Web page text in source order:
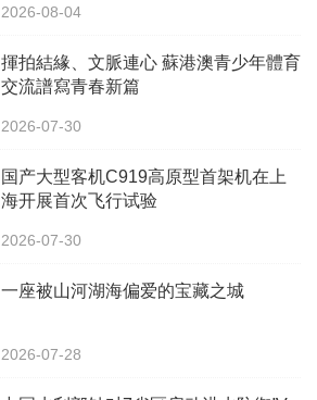
2026-08-04
揮拍結緣、文脈連心 蘇港澳青少年體育
交流譜寫青春新篇
2026-07-30
国产大型客机C919高原型首架机在上
海开展首次飞行试验
2026-07-30
一座被山河湖海偏爱的宝藏之城
2026-07-28